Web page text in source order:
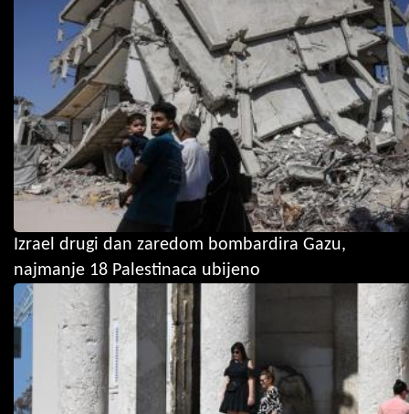
Izrael drugi dan zaredom bombardira Gazu,
najmanje 18 Palestinaca ubijeno